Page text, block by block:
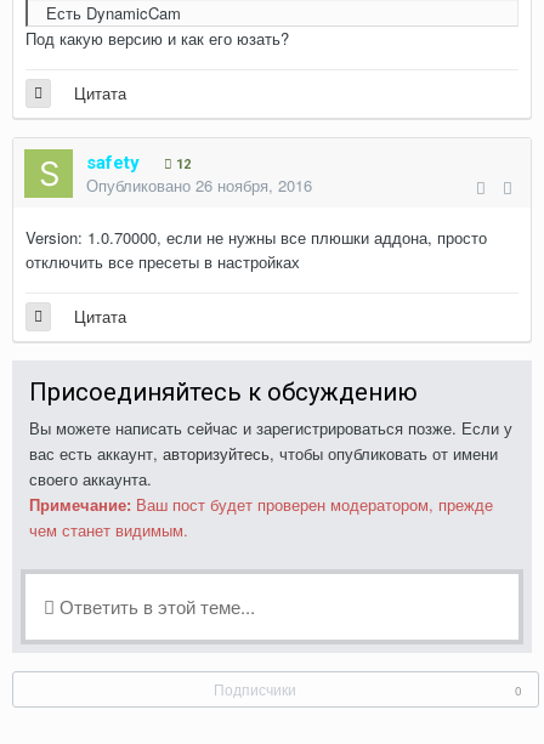
Есть DynamicCam
Под какую версию и как его юзать?
Цитата
safety 12
Опубликовано 26 ноября, 2016
Version: 1.0.70000, если не нужны все плюшки аддона, просто
отключить все пресеты в настройках
Цитата
Присоединяйтесь к обсуждению
Вы можете написать сейчас и зарегистрироваться позже. Если у
вас есть аккаунт, авторизуйтесь, чтобы опубликовать от имени
своего аккаунта.
Примечание: Ваш пост будет проверен модератором, прежде
чем станет видимым.
Ответить в этой теме...
Подписчики 0